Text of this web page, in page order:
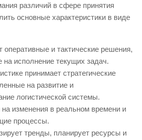
различий в сфере принятия
основные характеристики в виде
оперативные и тактические решения,
на исполнение текущих задач.
принимает стратегические
на развитие и
логистической системы.
на изменения в реальном времени и
процессы.
тренды, планирует ресурсы и